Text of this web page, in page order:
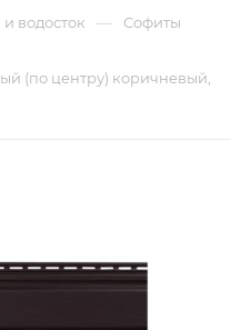
водосток — Софиты
(по центру) коричневый,